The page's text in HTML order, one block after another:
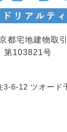
都宅地建物取
第103821号
3-6-12 ツオード